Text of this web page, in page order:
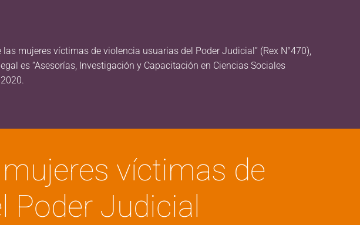
mujeres víctimas de violencia usuarias del Poder Judicial” (Rex N°470),
es “Asesorías, Investigación y Capacitación en Ciencias Sociales
víctimas de
Poder Judicial